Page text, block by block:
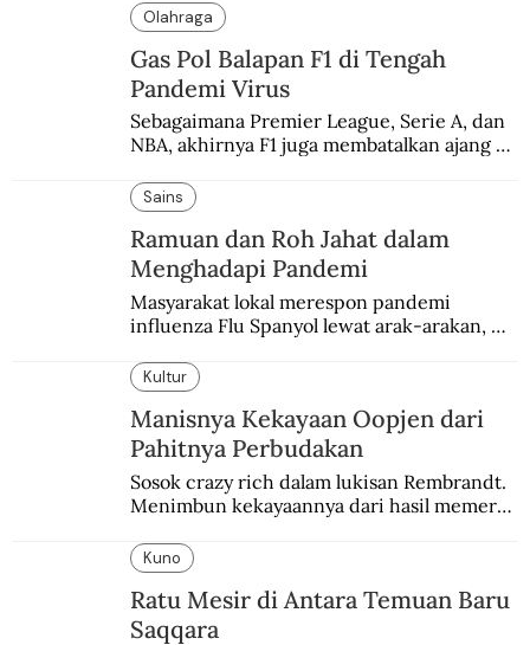
Olahraga
Gas Pol Balapan F1 di Tengah
Pandemi Virus
Sebagaimana Premier League, Serie A, dan
NBA, akhirnya F1 juga membatalkan ajang
enam dekade lampau.
Sains
Ramuan dan Roh Jahat dalam
Menghadapi Pandemi
Masyarakat lokal merespon pandemi
influenza Flu Spanyol lewat arak-arakan,
Kultur
Manisnya Kekayaan Oopjen dari
Pahitnya Perbudakan
Sosok crazy rich dalam lukisan Rembrandt.
Menimbun kekayaannya dari hasil memeras
Kuno
Ratu Mesir di Antara Temuan Baru
Saqqara